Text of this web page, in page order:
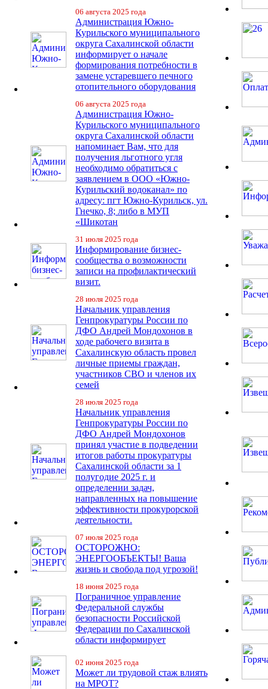
06 августа 2025 года
Администрация Южно-
Курильского муниципального
округа Сахалинской области
информирует о начале
формирования потребности в
замене устаревшего печного
отопительного оборудования
06 августа 2025 года
Администрация Южно-
Курильского муниципального
округа Сахалинской области
напоминает Вам, что для
получения льготного угля
необходимо обратиться с
заявлением в ООО «Южно-
Курильский водоканал» по
адресу: пгт Южно-Курильск, ул.
Гнечко, 8; либо в МУП
«Шикотан
31 июля 2025 года
Информирование бизнес-
сообщества о возможности
записи на профилактический
визит.
28 июля 2025 года
Начальник управления
Генпрокуратуры России по
ДФО Андрей Мондохонов в
ходе рабочего визита в
Сахалинскую область провел
личные приемы граждан,
участников СВО и членов их
семей
28 июля 2025 года
Начальник управления
Генпрокуратуры России по
ДФО Андрей Мондохонов
принял участие в подведении
итогов работы прокуратуры
Сахалинской области за 1
полугодие 2025 г. и
определении задач,
направленных на повышение
эффективности прокурорской
деятельности.
07 июля 2025 года
ОСТОРОЖНО:
ЭНЕРГООБЪЕКТЫ! Ваша
жизнь и свобода под угрозой!
18 июня 2025 года
Пограничное управление
Федеральной службы
безопасности Российской
Федерации по Сахалинской
области информирует
02 июня 2025 года
Может ли трудовой стаж влиять
на МРОТ?